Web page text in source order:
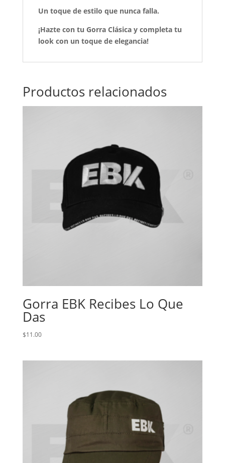
Un toque de estilo que nunca falla.
¡Hazte con tu Gorra Clásica y completa tu
look con un toque de elegancia!
Productos relacionados
Gorra EBK Recibes Lo Que
Das
$11.00